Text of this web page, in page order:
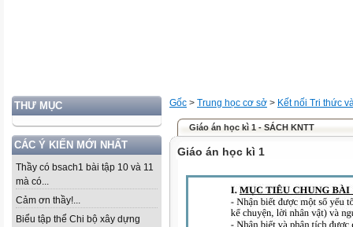
THƯ MỤC
CÁC Ý KIẾN MỚI NHẤT
Thầy có bsach1 bài tập 10 và 11
mà có...
Cảm ơn thầy!...
Biểu tập thể Chi bộ xây dựng
Gốc > Trung học cơ sở > Kết nối Tri thức
Giáo án học kì 1 - SÁCH KNTT
Giáo án học kì 1